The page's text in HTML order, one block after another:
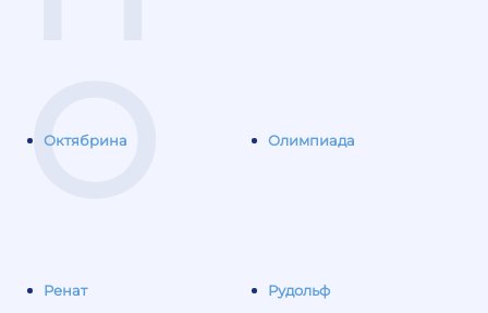
О
Октябрина Олимпиада
Ренат Рудольф